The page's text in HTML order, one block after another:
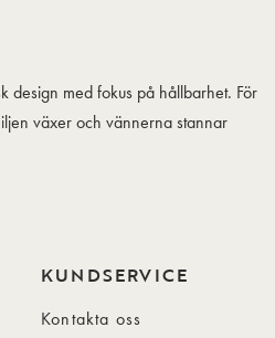
design med fokus på hållbarhet. För
växer och vännerna stannar
KUNDSERVICE
Kontakta oss